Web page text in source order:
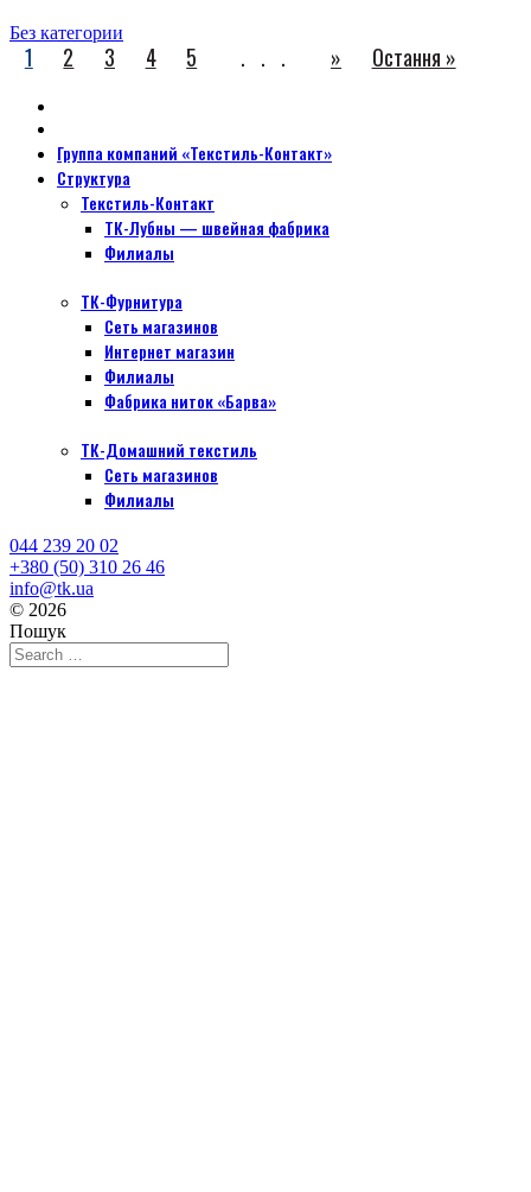
Без категории
1 2 3 4 5 ... » Остання »
Группа компаний «Текстиль-Контакт»
Структура
Текстиль-Контакт
ТК-Лубны — швейная фабрика
Филиалы
ТК-Фурнитура
Сеть магазинов
Интернет магазин
Филиалы
Фабрика ниток «Барва»
ТК-Домашний текстиль
Сеть магазинов
Филиалы
044 239 20 02
+380 (50) 310 26 46
info@tk.ua
© 2026
Пошук